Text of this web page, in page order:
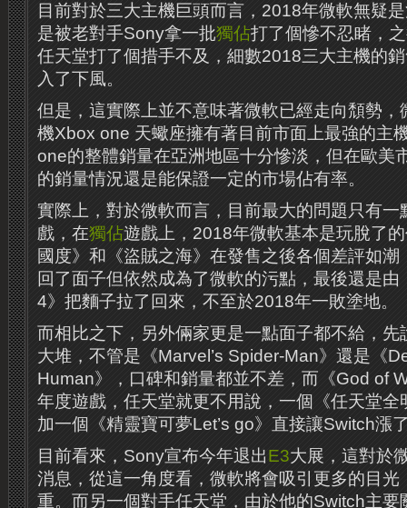
目前對於三大主機巨頭而言，2018年微軟無疑
是被老對手Sony拿一批獨佔打了個慘不忍睹，
任天堂打了個措手不及，細數2018三大主機的
入了下風。
但是，這實際上並不意味著微軟已經走向頹勢，
機Xbox one 天蠍座擁有著目前市面上最強的主
one的整體銷量在亞洲地區十分慘淡，但在歐美
的銷量情況還是能保證一定的市場佔有率。
實際上，對於微軟而言，目前最大的問題只有一
戲，在獨佔遊戲上，2018年微軟基本是玩脫了
國度》和《盜賊之海》在發售之後各個差評如
回了面子但依然成為了微軟的污點，最後還是
4》把麵子拉了回來，不至於2018年一敗塗地。
而相比之下，另外倆家更是一點面子都不給，先
大堆，不管是《Marvel’s Spider-Man》還是《
Human》，口碑和銷量都並不差，而《God of
年度遊戲，任天堂就更不用說，一個《任天堂全
加一個《精靈寶可夢Let’s go》直接讓Switch漲
目前看來，Sony宣布今年退出E3大展，這對於
消息，從這一角度看，微軟將會吸引更多的目光
重。而另一個對手任天堂，由於他的Switch主要